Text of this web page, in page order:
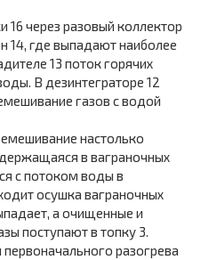
16 через разовый коллектор
14, где выпадают наиболее
13 поток горячих
В дезинтеграторе 12
газов с водой
настолько
в ваграночных
с потоком воды в
осушка ваграночных
а очищенные и
поступают в топку 3.
разогрева